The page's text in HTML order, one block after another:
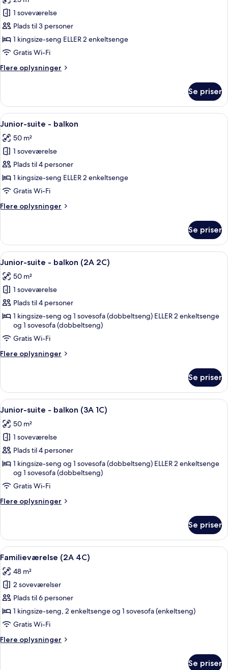
billeder
af
Deluxe-
værelse
(with
Bed)
1 soveværelse
Plads til 3 personer
1 kingsize-seng ELLER 2 enkeltsenge
Gratis Wi-Fi
Flere oplysninger
Flere
værelse
(with
Extra
Se priser
Indlæs
alle
billeder
af
Junior-
suite
-
Junior-suite - balkon | Allergivenligt
11
Junior-suite - balkon
50 m²
1 soveværelse
Plads til 4 personer
1 kingsize-seng ELLER 2 enkeltsenge
Gratis Wi-Fi
Flere oplysninger
Flere
suite
balkon
Se priser
Indlæs
alle
billeder
af
Junior-
suite
balkon
(2A
Et hotelværelse med to senge, et
5
Junior-suite - balkon (2A 2C)
50 m²
1 soveværelse
Plads til 4 personer
1 kingsize-seng og 1 sovesofa (dobbeltseng) ELLER 2 enkeltsenge
og 1 sovesofa (dobbeltseng)
Gratis Wi-Fi
Flere oplysninger
Flere
suite
balkon
2C)
Se priser
Indlæs
alle
billeder
af
Junior-
suite
balkon
(3A
Et hotelværelse med to senge, et
5
Junior-suite - balkon (3A 1C)
50 m²
1 soveværelse
Plads til 4 personer
1 kingsize-seng og 1 sovesofa (dobbeltseng) ELLER 2 enkeltsenge
og 1 sovesofa (dobbeltseng)
Gratis Wi-Fi
Flere oplysninger
Flere
suite
balkon
1C)
Se priser
Indlæs
alle
billeder
af
Familieværelse
(2A
4C)
Et moderne hotelværelse med en
9
Familieværelse (2A 4C)
48 m²
2 soveværelser
Plads til 6 personer
1 kingsize-seng, 2 enkeltsenge og 1 sovesofa (enkeltseng)
Gratis Wi-Fi
Flere oplysninger
Flere
Se priser